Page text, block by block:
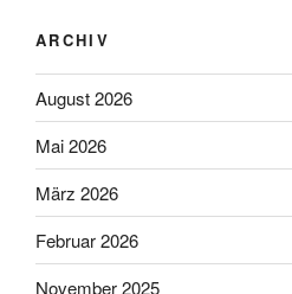
ARCHIV
August 2026
Mai 2026
März 2026
Februar 2026
November 2025